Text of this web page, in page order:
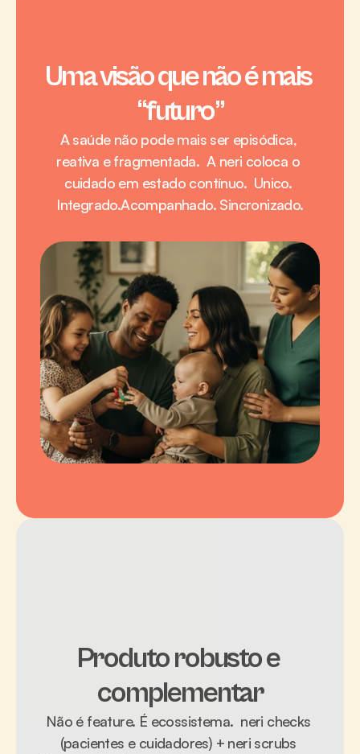
Uma visão que não é mais
“futuro”
A saúde não pode mais ser episódica,
reativa e fragmentada.  A neri coloca o
cuidado em estado contínuo.  Unico.
Integrado.Acompanhado. Sincronizado.
Produto robusto e
complementar
Não é feature. É ecossistema.  neri checks
(pacientes e cuidadores) + neri scrubs